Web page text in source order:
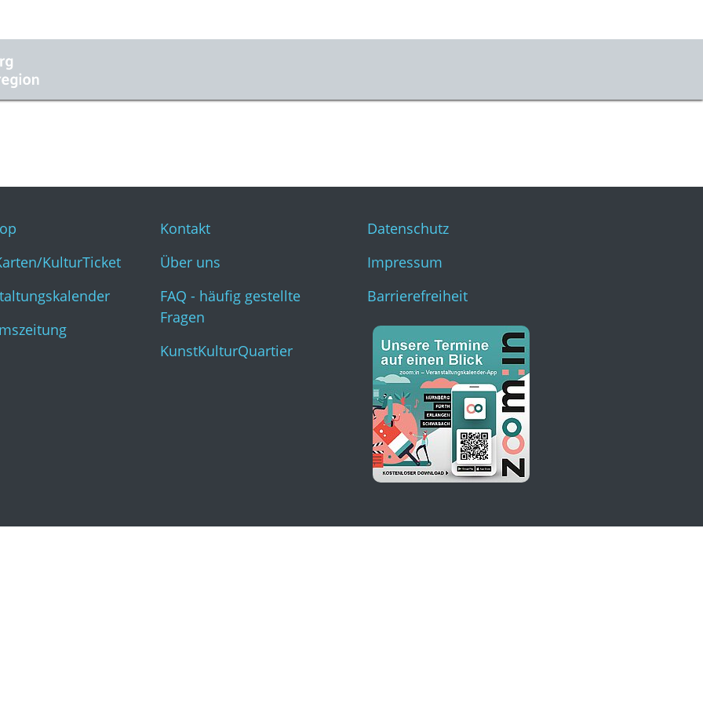
KulturTicket
Kontakt
Über uns
FAQ - häufig gestellte
Fragen
KunstKulturQuartier
Datenschutz
Impressum
Barrierefreiheit